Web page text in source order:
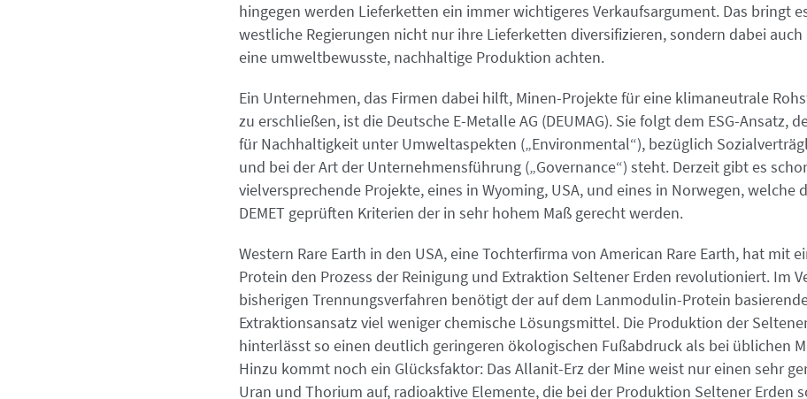
hingegen werden Lieferketten ein immer wichtigeres Verkaufsargument. Das bringt
westliche Regierungen nicht nur ihre Lieferketten diversifizieren, sondern dabei
eine umweltbewusste, nachhaltige Produktion achten.
Ein Unternehmen, das Firmen dabei hilft, Minen-Projekte für eine klimaneutrale
zu erschließen, ist die Deutsche E-Metalle AG (DEUMAG). Sie folgt dem ESG-Ansatz,
für Nachhaltigkeit unter Umweltaspekten („Environmental“), bezüglich
und bei der Art der Unternehmensführung („Governance“) steht. Derzeit gibt es
vielversprechende Projekte, eines in Wyoming, USA, und eines in Norwegen, welche
DEMET geprüften Kriterien der in sehr hohem Maß gerecht werden.
Western Rare Earth in den USA, eine Tochterfirma von American Rare Earth, hat mit
Protein den Prozess der Reinigung und Extraktion Seltener Erden revolutioniert. Im
bisherigen Trennungsverfahren benötigt der auf dem Lanmodulin-Protein
Extraktionsansatz viel weniger chemische Lösungsmittel. Die Produktion der
hinterlässt so einen deutlich geringeren ökologischen Fußabdruck als bei üblichen
Hinzu kommt noch ein Glücksfaktor: Das Allanit-Erz der Mine weist nur einen sehr
Uran und Thorium auf, radioaktive Elemente, die bei der Produktion Seltener Erden